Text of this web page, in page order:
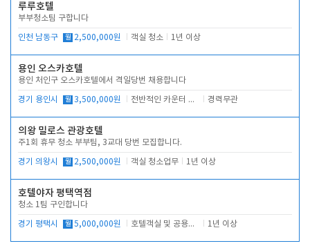
루루호텔
부부청소팀 구합니다
인천 남동구 월 2,500,000원 객실 청소 1년 이상
용인 오스카호텔
용인 처인구 오스카호텔에서 격일당번 채용합니다
경기 용인시 월 3,500,000원 전반적인 카운터 업무 경력무관
의왕 밀로스 관광호텔
주1회 휴무 청소 부부팀, 3교대 당번 모집합니다.
경기 의왕시 월 2,500,000원 객실 청소업무 1년 이상
호텔야자 평택역점
청소 1팀 구인합니다
경기 평택시 월 5,000,000원 호텔객실 및 공용시설 청소 관리 1년 이상